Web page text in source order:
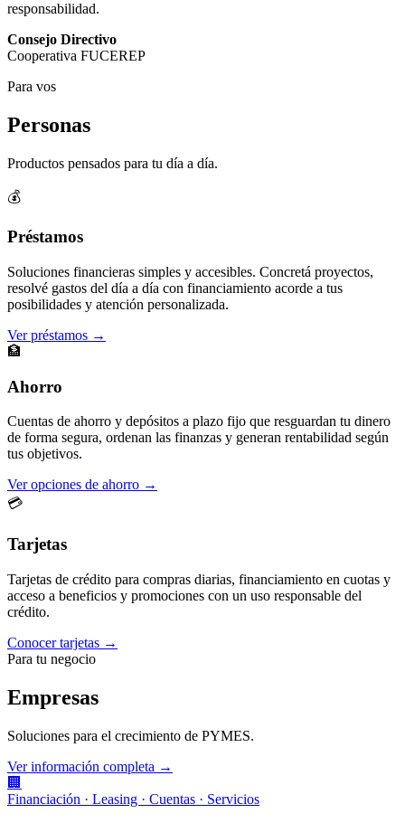
responsabilidad.
Consejo Directivo
Cooperativa FUCEREP
Para vos
Personas
Productos pensados para tu día a día.
💰
Préstamos
Soluciones financieras simples y accesibles. Concretá proyectos,
resolvé gastos del día a día con financiamiento acorde a tus
posibilidades y atención personalizada.
Ver préstamos →
🏦
Ahorro
Cuentas de ahorro y depósitos a plazo fijo que resguardan tu dinero
de forma segura, ordenan las finanzas y generan rentabilidad según
tus objetivos.
Ver opciones de ahorro →
💳
Tarjetas
Tarjetas de crédito para compras diarias, financiamiento en cuotas y
acceso a beneficios y promociones con un uso responsable del
crédito.
Conocer tarjetas →
Para tu negocio
Empresas
Soluciones para el crecimiento de PYMES.
Ver información completa →
🏢
Financiación · Leasing · Cuentas · Servicios